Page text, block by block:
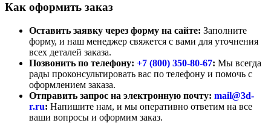
Как оформить заказ
Оставить заявку через форму на сайте: Заполните
форму, и наш менеджер свяжется с вами для уточнения
всех деталей заказа.
Позвонить по телефону: +7 (800) 350-80-67: Мы всегда
рады проконсультировать вас по телефону и помочь с
оформлением заказа.
Отправить запрос на электронную почту: mail@3d-
r.ru: Напишите нам, и мы оперативно ответим на все
ваши вопросы и оформим заказ.